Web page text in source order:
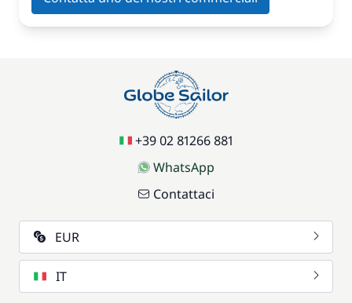
+39 02 81266 881
WhatsApp
Contattaci
EUR
IT